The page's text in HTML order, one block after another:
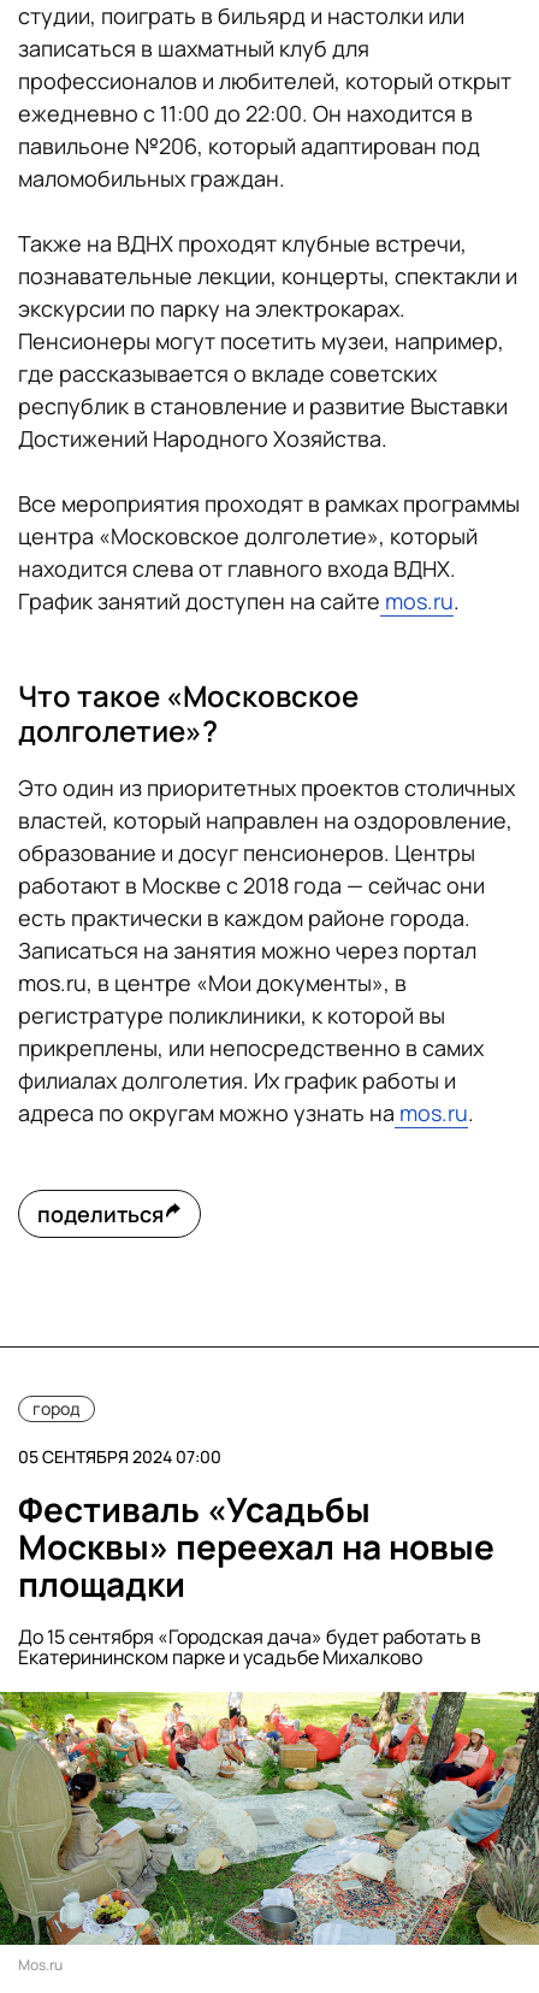
студии, поиграть в бильярд и настолки или
записаться в шахматный клуб для
профессионалов и любителей, который открыт
ежедневно с 11:00 до 22:00. Он находится в
павильоне №206, который адаптирован под
маломобильных граждан.
Также на ВДНХ проходят клубные встречи,
познавательные лекции, концерты, спектакли и
экскурсии по парку на электрокарах.
Пенсионеры могут посетить музеи, например,
где рассказывается о вкладе советских
республик в становление и развитие Выставки
Достижений Народного Хозяйства.
Все мероприятия проходят в рамках программы
центра «Московское долголетие», который
находится слева от главного входа ВДНХ.
График занятий доступен на сайте mos.ru.
Что такое «Московское
долголетие»?
Это один из приоритетных проектов столичных
властей, который направлен на оздоровление,
образование и досуг пенсионеров. Центры
работают в Москве с 2018 года — сейчас они
есть практически в каждом районе города.
Записаться на занятия можно через портал
mos.ru, в центре «Мои документы», в
регистратуре поликлиники, к которой вы
прикреплены, или непосредственно в самих
филиалах долголетия. Их график работы и
адреса по округам можно узнать на mos.ru.
поделиться
город
05 СЕНТЯБРЯ 2024 07:00
Фестиваль «Усадьбы
Москвы» переехал на новые
площадки
До 15 сентября «Городская дача» будет работать в
Екатерининском парке и усадьбе Михалково
Mos.ru